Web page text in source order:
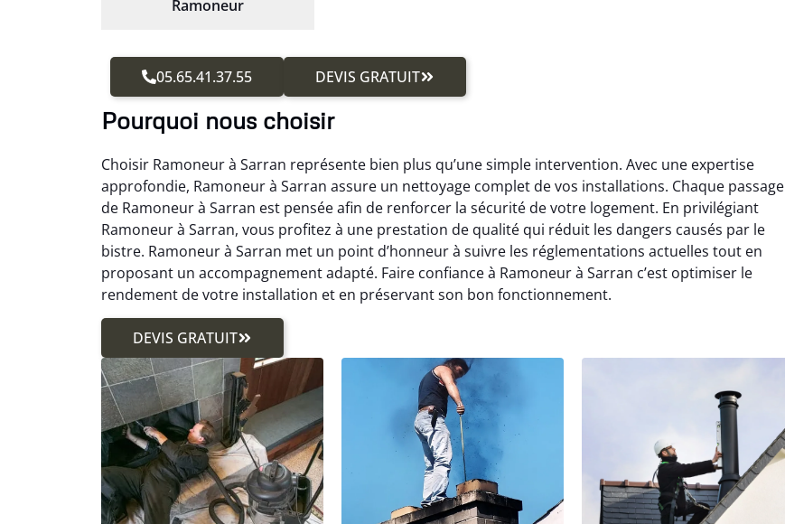
Ramoneur
05.65.41.37.55 DEVIS GRATUIT
Pourquoi nous choisir
Choisir Ramoneur à Sarran représente bien plus qu’une simple intervention. Avec une expertise
approfondie, Ramoneur à Sarran assure un nettoyage complet de vos installations. Chaque passage
de Ramoneur à Sarran est pensée afin de renforcer la sécurité de votre logement. En privilégiant
Ramoneur à Sarran, vous profitez à une prestation de qualité qui réduit les dangers causés par le
bistre. Ramoneur à Sarran met un point d’honneur à suivre les réglementations actuelles tout en
proposant un accompagnement adapté. Faire confiance à Ramoneur à Sarran c’est optimiser le
rendement de votre installation et en préservant son bon fonctionnement.
DEVIS GRATUIT